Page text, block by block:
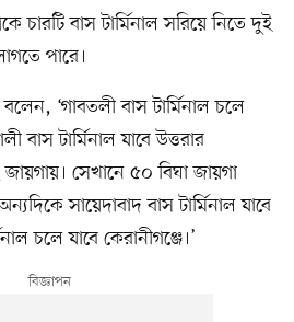
চারটি বাস টার্মিনাল সরিয়ে নিতে দুই
পারে।
‘গাবতলী বাস টার্মিনাল চলে
বাস টার্মিনাল যাবে উত্তরার
সেখানে ৫০ বিঘা জায়গা
সায়েদাবাদ বাস টার্মিনাল যাবে
চলে যাবে কেরানীগঞ্জে।’